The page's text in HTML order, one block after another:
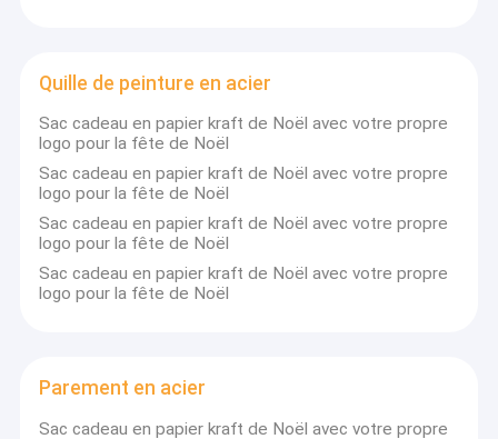
Quille de peinture en acier
Sac cadeau en papier kraft de Noël avec votre propre
logo pour la fête de Noël
Sac cadeau en papier kraft de Noël avec votre propre
logo pour la fête de Noël
Sac cadeau en papier kraft de Noël avec votre propre
logo pour la fête de Noël
Sac cadeau en papier kraft de Noël avec votre propre
logo pour la fête de Noël
Parement en acier
Sac cadeau en papier kraft de Noël avec votre propre